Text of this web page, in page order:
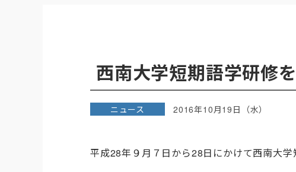
西南大学短期語学研修
ニュース 2016年10月19日（水）
平成28年９月７日から28日にかけて西南大学